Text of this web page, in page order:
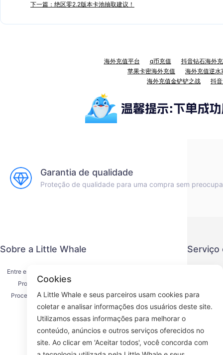
下一篇：绝区零2.2版本卡池抽取建议！
海外充值平台 q币充值
抖音钻石海外
苹果卡密海外充值
海外充值逆水
海外充值金铲铲之战
抖
Garantia de qualidade
Proteção de qualidade para uma compra sem
Sobre a Little Whale
Entre em contato conosco
Processo de envio
Processo de reembolso
Sobre nós
Serviço
Acordo
Cookies
A Little Whale e seus parceiros usam cookies para
coletar e analisar informações dos usuários deste site.
Utilizamos essas informações para melhorar o
conteúdo, anúncios e outros serviços oferecidos no
site. Ao clicar em 'Aceitar todos', você concorda com